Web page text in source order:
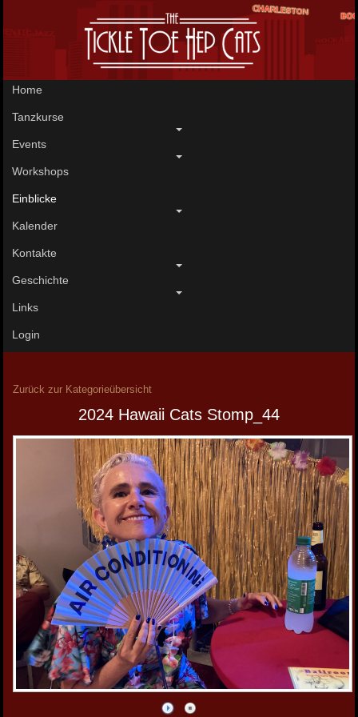
Home
Tanzkurse
Events
Workshops
Einblicke
Kalender
Kontakte
Geschichte
Links
Login
Zurück zur Kategorieübersicht
2024 Hawaii Cats Stomp_44